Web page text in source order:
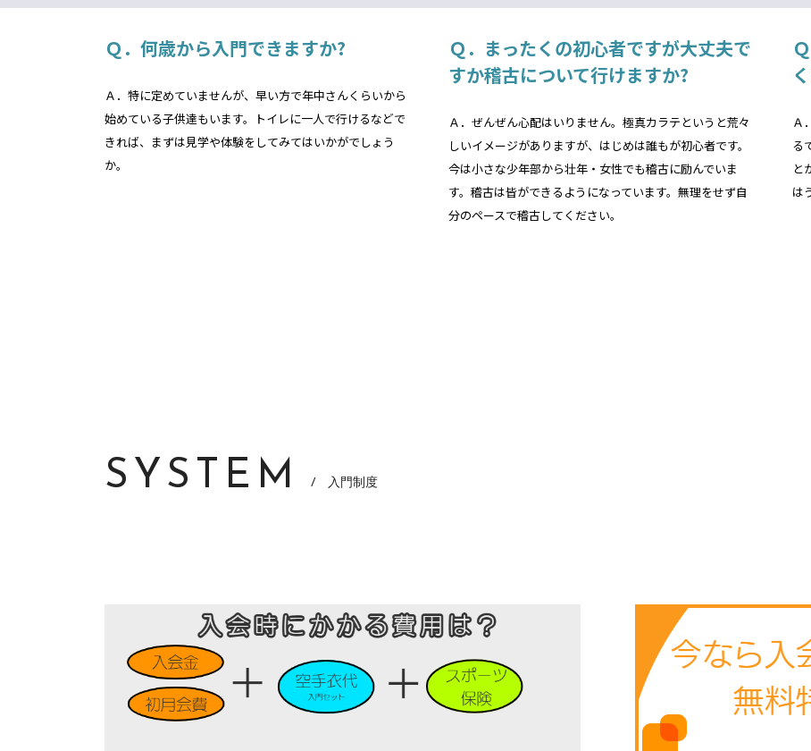
Ｑ．何歳から入門できますか?
Ａ．特に定めていませんが、早い方で年中さんくらいから
始めている子供達もいます。トイレに一人で行けるなどで
きれば、まずは見学や体験をしてみてはいかがでしょう
か。
Ｑ．まったくの初心者ですが大丈夫で
すか稽古について行けますか?
Ａ．ぜんぜん心配はいりません。極真カラテというと荒々
しいイメージがありますが、はじめは誰もが初心者です。
今は小さな少年部から壮年・女性でも稽古に励んでいま
す。稽古は皆ができるようになっています。無理をせず自
分のペースで稽古してください。
Ａ
る
と
は
SYSTEM / 入門制度